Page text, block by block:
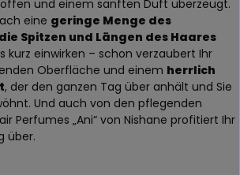
und einem sanften Duft überzeugt.
eine geringe Menge des
Spitzen und Längen des Haares
kurz einwirken – schon verzaubert Ihr
Oberfläche und einem herrlich
, der den ganzen Tag über anhält und Sie
Und auch von den pflegenden
Perfumes „Ani“ von Nishane profitiert Ihr
über.